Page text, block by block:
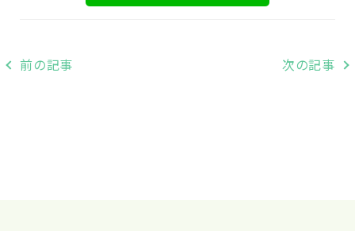
投
前の記事 次の記事